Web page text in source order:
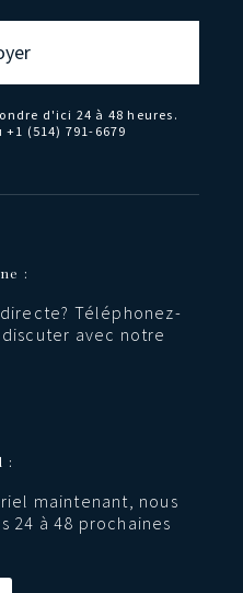
d'ici 24 à 48 heures.
(514) 791-6679
:
Téléphonez-
avec notre
:
maintenant, nous
24 à 48 prochaines